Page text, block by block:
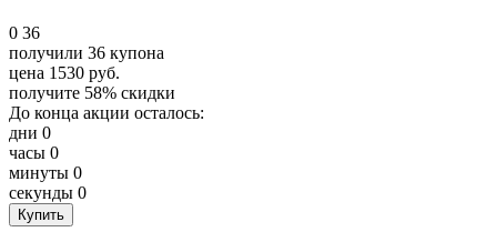
0 36
получили 36 купона
цена 1530 руб.
получите 58% скидки
До конца акции осталось:
дни 0
часы 0
минуты 0
секунды 0